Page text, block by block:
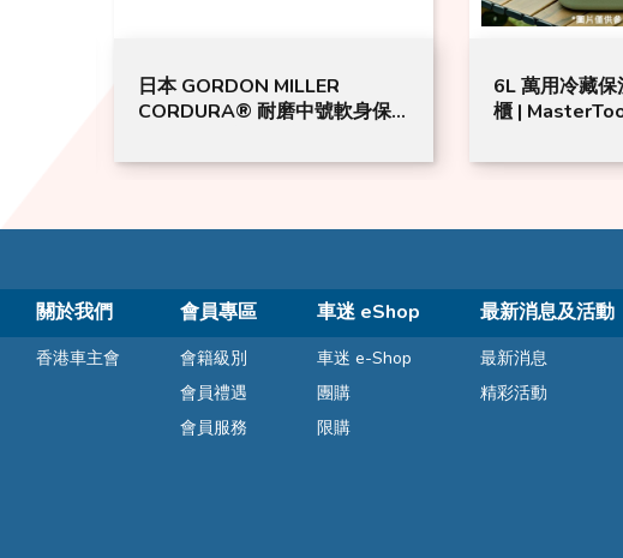
日本 GORDON MILLER
CORDURA® 耐磨中號軟身保
6L 萬用冷藏
櫃 |
關於我們
香港車主會
會員專區
會籍級別
會員禮遇
會員服務
車迷 eShop
車迷 e-Shop
團購
限購
最新消息及活動
最新消息
精彩活動